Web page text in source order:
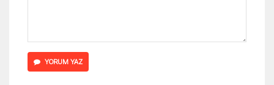
YORUM YAZ